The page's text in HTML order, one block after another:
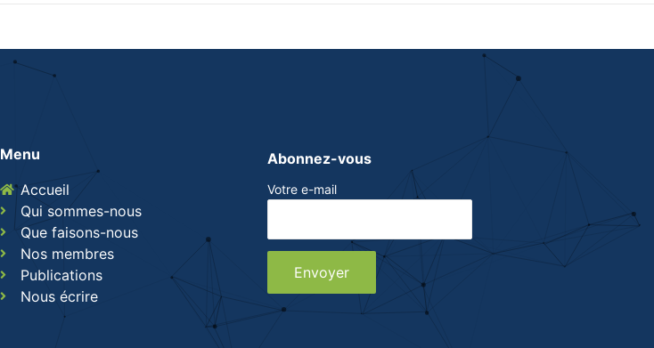
Menu
Accueil
Qui sommes-nous
Que faisons-nous
Nos membres
Publications
Nous écrire
Abonnez-vous
Votre e-mail